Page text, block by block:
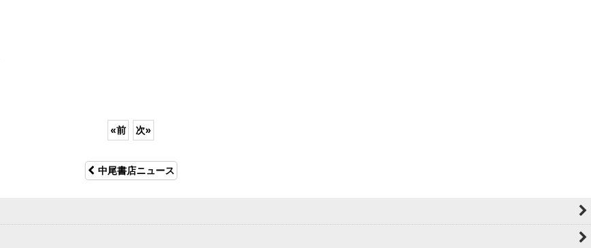
«前 次»
中尾書店ニュース